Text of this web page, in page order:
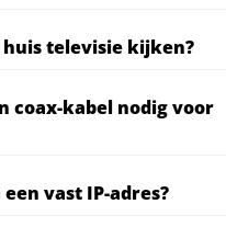
televisie kijken?
coax-kabel nodig voor
vast IP-adres?